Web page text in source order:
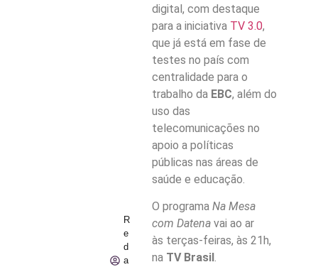
R
e
d
a
digital, com destaque
para a iniciativa TV 3.0,
que já está em fase de
testes no país com
centralidade para o
trabalho da EBC, além do
uso das
telecomunicações no
apoio a políticas
públicas nas áreas de
saúde e educação.
O programaNa Mesa
com Datena vai ao ar
às terças-feiras, às 21h,
na TV Brasil.